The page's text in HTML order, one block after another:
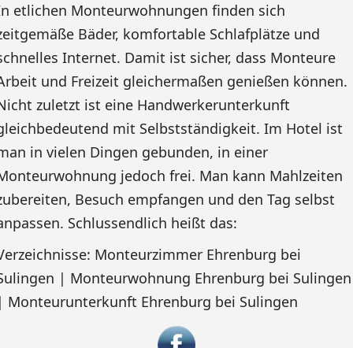
etlichen Monteurwohnungen finden sich
Bäder, komfortable Schlafplätze und
Internet. Damit ist sicher, dass Monteure
und Freizeit gleichermaßen genießen können.
zuletzt ist eine Handwerkerunterkunft
mit Selbstständigkeit. Im Hotel ist
in vielen Dingen gebunden, in einer
jedoch frei. Man kann Mahlzeiten
Besuch empfangen und den Tag selbst
Schlussendlich heißt das:
Monteurzimmer Ehrenburg bei
| Monteurwohnung Ehrenburg bei Sulingen
Monteurunterkunft Ehrenburg bei Sulingen